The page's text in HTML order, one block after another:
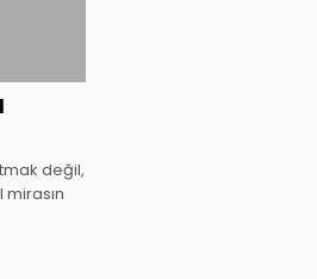
değil,